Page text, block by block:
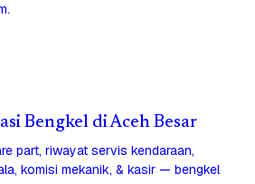
Bengkel di Aceh Besar
part, riwayat servis kendaraan,
komisi mekanik, & kasir — bengkel